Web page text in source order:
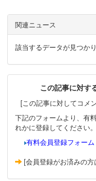
関連ニュース
該当するデータが見つか
この記事に対す
[この記事に対してコメ
下記のフォームより、有
れかに登録してください。
有料会員登録フォーム
[会員登録がお済みの方